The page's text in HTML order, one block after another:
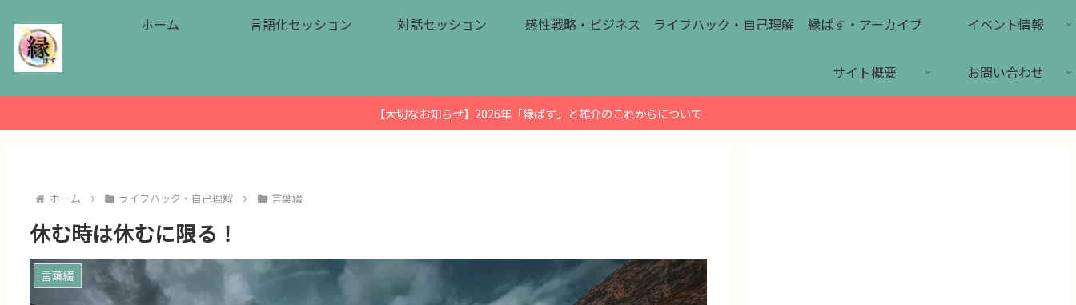
ホーム 言語化セッション 対話セッション 感性戦略・ビジネス ライフハック・自己理解 縁ぱす・アーカイブ イベント情報
サイト概要 お問い合わせ
【大切なお知らせ】2026年「縁ぱす」と雄介のこれからについて
ホーム ライフハック・自己理解 言葉綴
休む時は休むに限る！
言葉綴